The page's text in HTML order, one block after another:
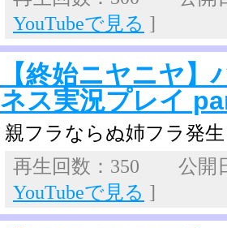
YouTubeで見る ]
【終始ニヤニヤ
ネス実況プレイ
親フラならぬ姉フラ発
再生回数：350 公
YouTubeで見る ]